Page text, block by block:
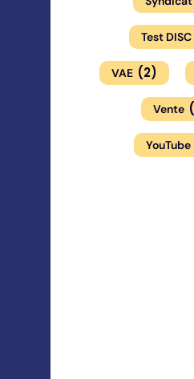
Test DISC
VAE (2)
Vente (
YouTube